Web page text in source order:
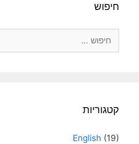
חיפוש
קטגוריות
English (19)